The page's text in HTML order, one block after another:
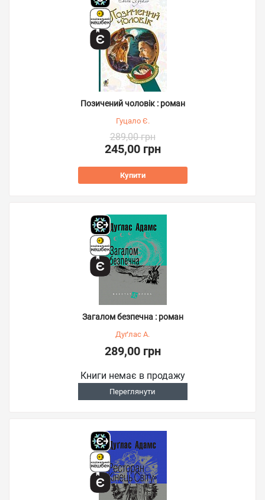
Позичений чоловік : роман
Гуцало Є.
289,00 грн
245,00 грн
Купити
Загалом безпечна : роман
Дуґлас А.
289,00 грн
Книги немає в продажу
Переглянути